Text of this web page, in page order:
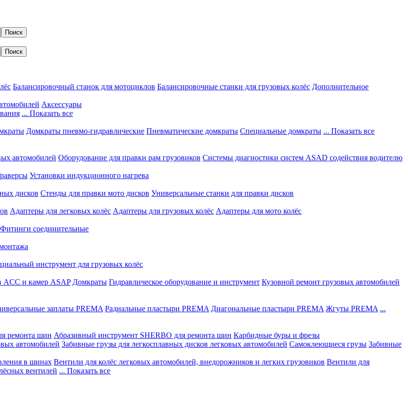
Балансировочный станок для мотоциклов Балансировочные станки для грузовых колёс Дополнительное
Аксессуары
... Показать все
Домкраты пневмо-гидравлические Пневматические домкраты Специальные домкраты ... Показать все
автомобилей Оборудование для правки рам грузовиков Системы диагностики систем ASAD содействия водителю
Установки индукционного нагрева
дисков Стенды для правки мото дисков Универсальные станки для правки дисков
Адаптеры для легковых колёс Адаптеры для грузовых колёс Адаптеры для мото колёс
Фитинги соединительные
инструмент для грузовых колёс
ACC и камер ASAP Домкраты Гидравлическое оборудование и инструмент Кузовной ремонт грузовых автомобилей
заплаты PREMA Радиальные пластыри PREMA Диагональные пластыри PREMA Жгуты PREMA ...
ремонта шин Абразивный инструмент SHERBO для ремонта шин Карбидные буры и фрезы
автомобилей Забивные грузы для легкосплавных дисков легковых автомобилей Самоклеющиеся грузы Забивные
в шинах Вентили для колёс легковых автомобилей, внедорожников и легких грузовиков Вентили для
вентилей ... Показать все